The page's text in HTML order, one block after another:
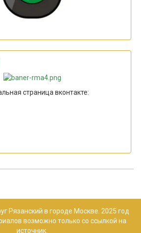
страница вконтакте:
Рязанский в городе Москве. 2025 год
возможно только со ссылкой на
источник.